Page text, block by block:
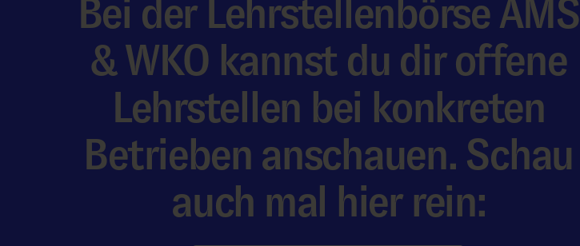
Bei der Lehrstellenbörse AMS
& WKO kannst du dir offene
Lehrstellen bei konkreten
Betrieben anschauen. Schau
auch mal hier rein: